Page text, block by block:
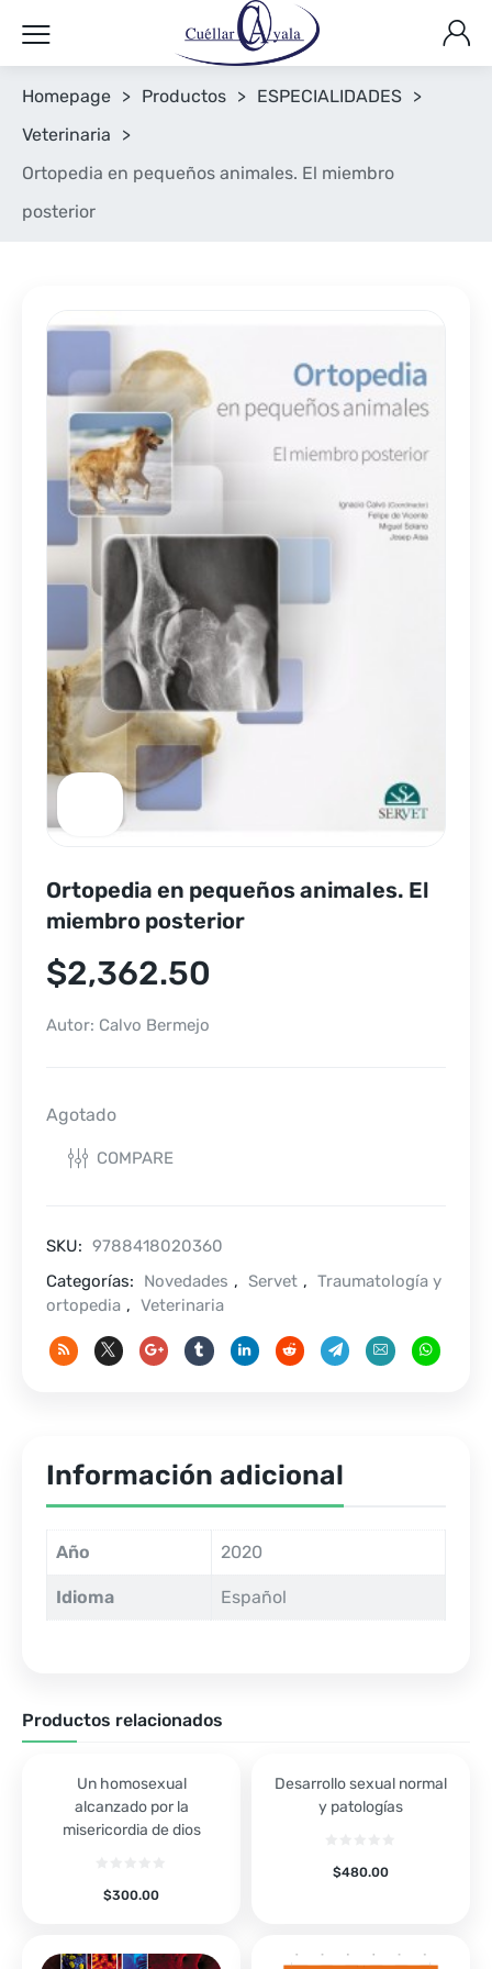
Homepage > Productos > ESPECIALIDADES >
Veterinaria
>
Ortopedia en pequeños animales. El miembro
posterior
Ortopedia en pequeños animales. El
miembro posterior
$2,362.50
Autor: Calvo Bermejo
Agotado
COMPARE
SKU: 9788418020360
Categorías:
Novedades , Servet , Traumatología y
ortopedia , Veterinaria
Información adicional
Año 2020
Idioma Español
Productos relacionados
Un homosexual
alcanzado por la
misericordia de dios
$300.00
Desarrollo sexual normal
y patologías
$480.00